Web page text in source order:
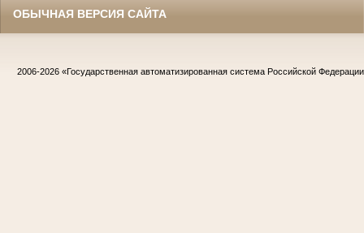
ОБЫЧНАЯ ВЕРСИЯ САЙТА
2006-2026 «Государственная автоматизированная система Российской